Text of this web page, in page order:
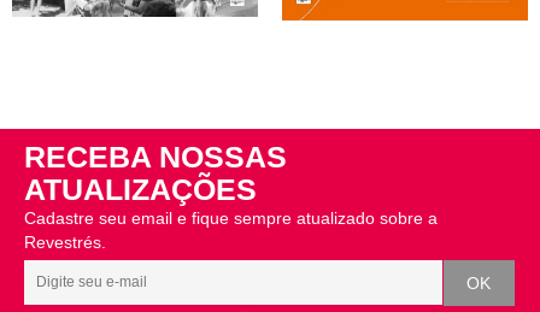
RECEBA NOSSAS
ATUALIZAÇÕES
Cadastre seu email e fique sempre atualizado sobre a
Revestrés.